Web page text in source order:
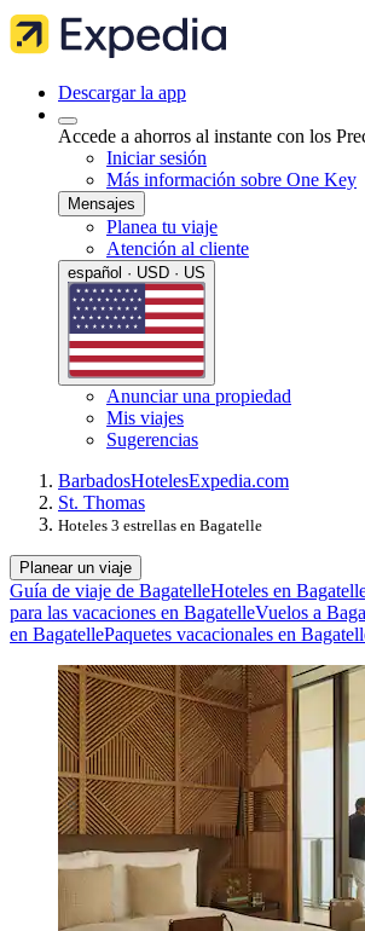
Descargar la app
Accede a ahorros al instante con los
Iniciar sesión
Más información sobre One Key
Mensajes
Planea tu viaje
Atención al cliente
español · USD · US
Anunciar una propiedad
Mis viajes
Sugerencias
BarbadosHotelesExpedia.com
St. Thomas
Hoteles 3 estrellas en Bagatelle
Planear un viaje
Guía de viaje de BagatelleHoteles en
para las vacaciones en BagatelleVuelos a
en BagatellePaquetes vacacionales en